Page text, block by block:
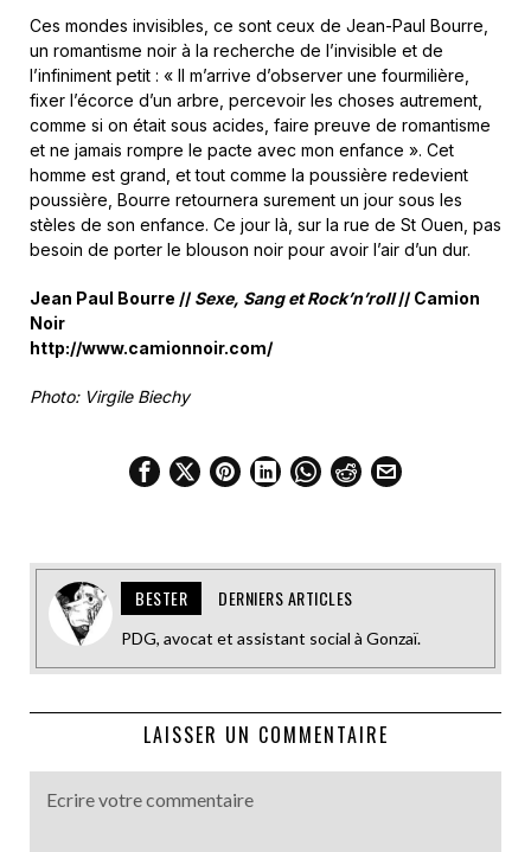
Ces mondes invisibles, ce sont ceux de Jean-Paul Bourre,
un romantisme noir à la recherche de l’invisible et de
l’infiniment petit : « Il m’arrive d’observer une fourmilière,
fixer l’écorce d’un arbre, percevoir les choses autrement,
comme si on était sous acides, faire preuve de romantisme
et ne jamais rompre le pacte avec mon enfance ». Cet
homme est grand, et tout comme la poussière redevient
poussière, Bourre retournera surement un jour sous les
stèles de son enfance. Ce jour là, sur la rue de St Ouen, pas
besoin de porter le blouson noir pour avoir l’air d’un dur.
Jean Paul Bourre // Sexe, Sang et Rock’n’roll// Camion
Noir
http://www.camionnoir.com/
Photo: Virgile Biechy
BESTER DERNIERS ARTICLES
PDG, avocat et assistant social à Gonzaï.
LAISSER UN COMMENTAIRE